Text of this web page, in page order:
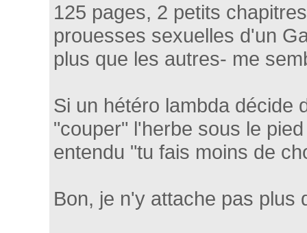
125 pages, 2 petits
prouesses sexuelles d'un
plus que les autres- me
Si un hétéro lambda décide
"couper" l'herbe sous le
entendu "tu fais moins de
Bon, je n'y attache pas plus